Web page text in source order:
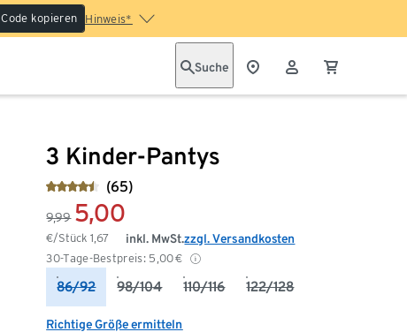
Code kopieren Hinweis*
Suche
3 Kinder-Pantys
(65)
9,99 5,00
€/Stück1,67
30-Tage-Bestpreis: 5,00€
inkl. MwSt.zzgl. Versandkosten
86/92 98/104 110/116 122/128
Richtige Größe ermitteln